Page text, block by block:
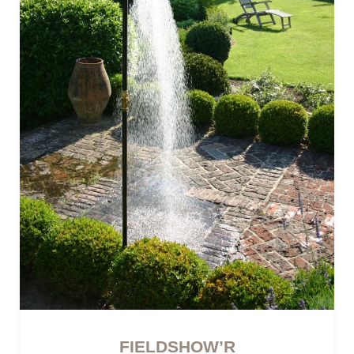
CÔTÉ LUMIÈRE
Lampes mobiles
Lampes filaires
CUISINES ET PIQUE-NIQUE
Accessoires de pique-nique
SERRES ET ABRIS
FIELDSHOW’R